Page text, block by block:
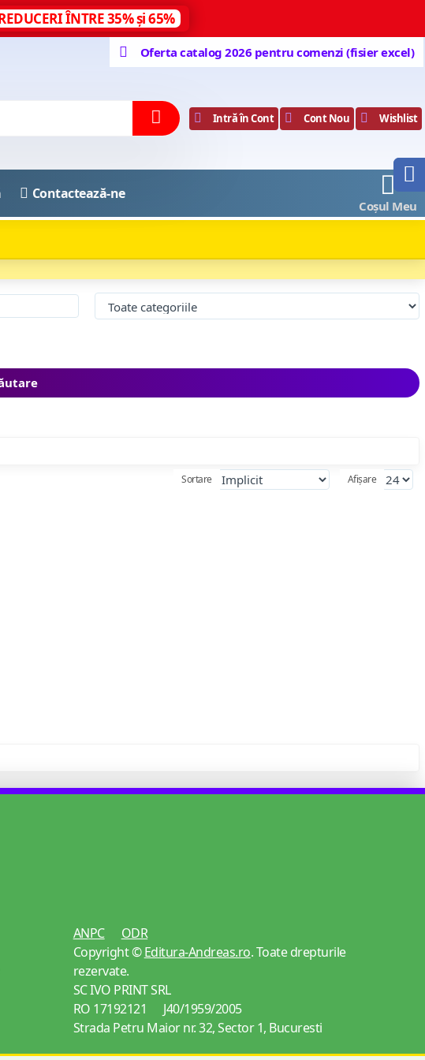
ÎNTRE 35% și 65%
Oferta catalog 2026 pentru comenzi (fisier excel)
Intră în Cont Cont Nou Wishlist
Contactează-ne
Coșul Meu
Sortare Afișare
ANPC
ODR
Copyright ©Editura-Andreas.ro. Toate drepturile
rezervate.
SC IVO PRINT SRL
RO 17192121 J40/1959/2005
Strada Petru Maior nr. 32, Sector 1, Bucuresti